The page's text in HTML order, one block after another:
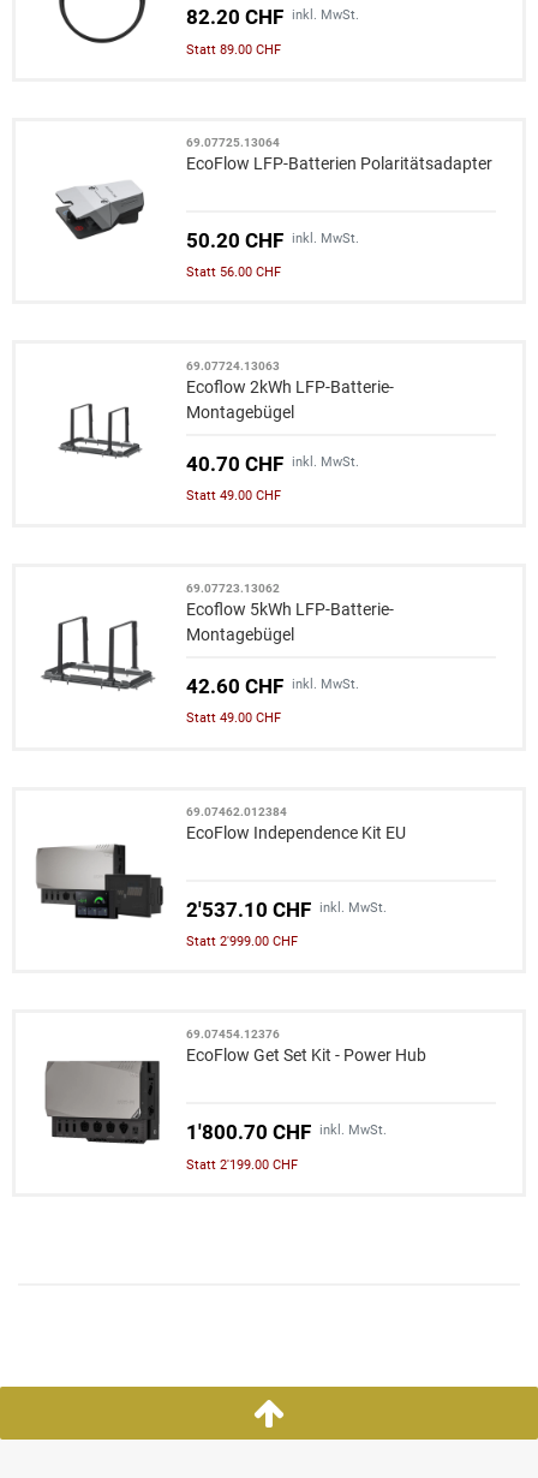
82.20 CHF inkl. MwSt.
Statt 89.00 CHF
69.07725.13064
EcoFlow LFP-Batterien Polaritätsadapter
50.20 CHF inkl. MwSt.
Statt 56.00 CHF
69.07724.13063
Ecoflow 2kWh LFP-Batterie-
Montagebügel
40.70 CHF inkl. MwSt.
Statt 49.00 CHF
69.07723.13062
Ecoflow 5kWh LFP-Batterie-
Montagebügel
42.60 CHF inkl. MwSt.
Statt 49.00 CHF
69.07462.012384
EcoFlow Independence Kit EU
2'537.10 CHF inkl. MwSt.
Statt 2'999.00 CHF
69.07454.12376
EcoFlow Get Set Kit - Power Hub
1'800.70 CHF inkl. MwSt.
Statt 2'199.00 CHF